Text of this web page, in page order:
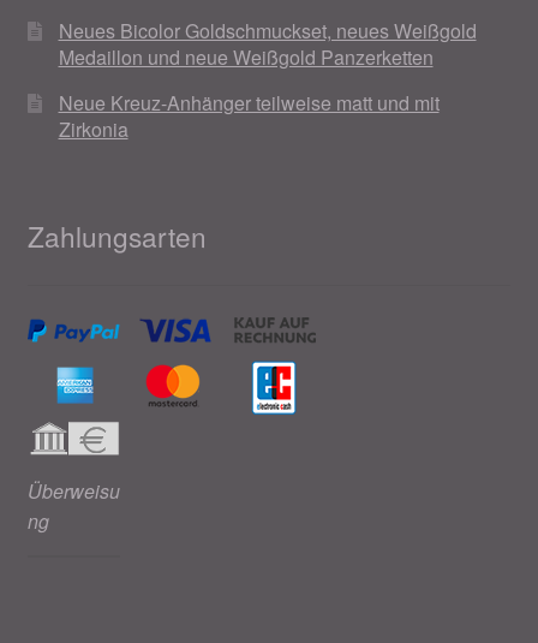
Neues Bicolor Goldschmuckset, neues Weißgold
Medaillon und neue Weißgold Panzerketten
Neue Kreuz-Anhänger teilweise matt und mit
Zirkonia
Zahlungsarten
Überweisu
ng